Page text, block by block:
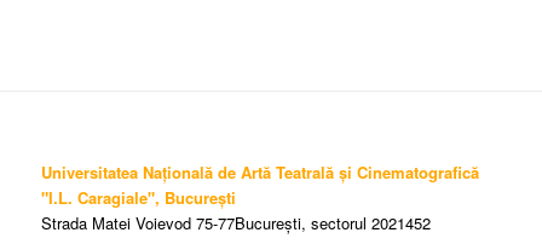
Universitatea Națională de Artă Teatrală și Cinematografică
"I.L. Caragiale", București
Strada Matei Voievod 75-77București, sectorul 2021452